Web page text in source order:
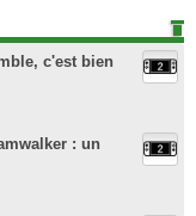
c'est bien
: un